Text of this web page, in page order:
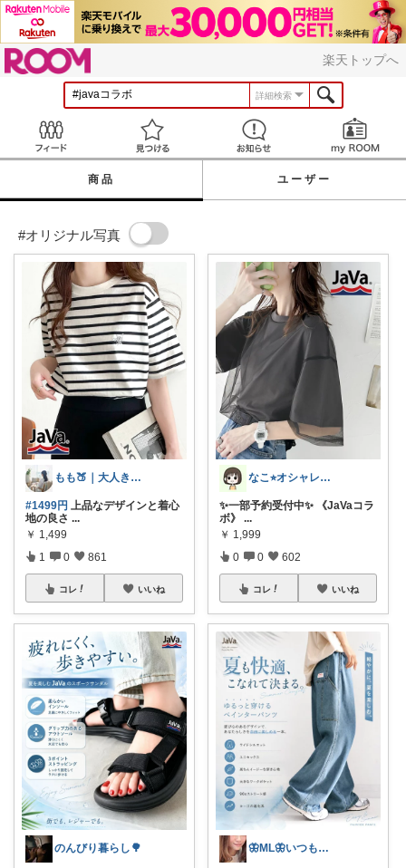
楽天トップへ
詳細検索
見つける お知らせ
商品 ユーザー
#オリジナル写真
もも🍑｜大人きれいめファッション
#1499円 上品なデザインと着心
地の良さ ...
￥ 1,499
1 0 861
コレ いいね
のんびり暮らし🌳
なこ⭐︎オシャレとインテリア🪴🌱
✨一部予約受付中✨ 《JaVaコラ
ボ》 ...
￥ 1,999
0 0 602
コレ いいね
🦋ML🦋いつもありがとう💓